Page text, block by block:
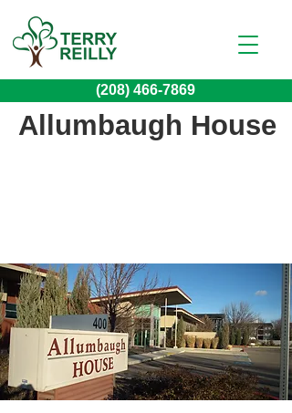
(208) 466-7869
Allumbaugh House